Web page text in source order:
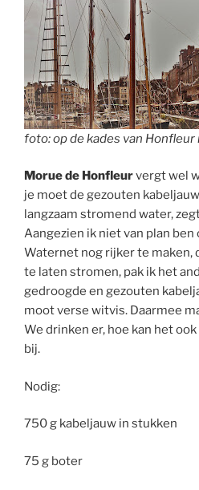
foto: op de kades van
Morue de Honfleurvergt wel
je moet de gezouten
langzaam stromend water,
Aangezien ik niet van plan
Waternet nog rijker te maken,
te laten stromen, pak ik het
gedroogde en gezouten
moot verse witvis. Daarmee
We drinken er, hoe kan het
bij.
Nodig:
750 g kabeljauw in stukken
75 g boter